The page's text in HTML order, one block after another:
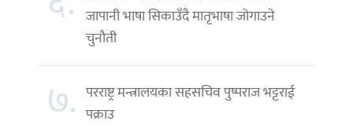
जापानी भाषा सिकाउँदै मातृभाषा जोगाउने
चुनौती
७. परराष्ट्र मन्त्रालयका सहसचिव पुष्पराज भट्टराई
पक्राउ